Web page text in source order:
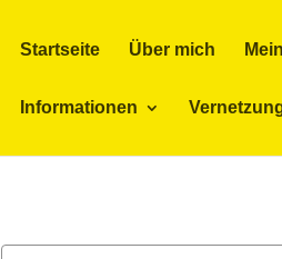
Startseite Über mich
Informationen